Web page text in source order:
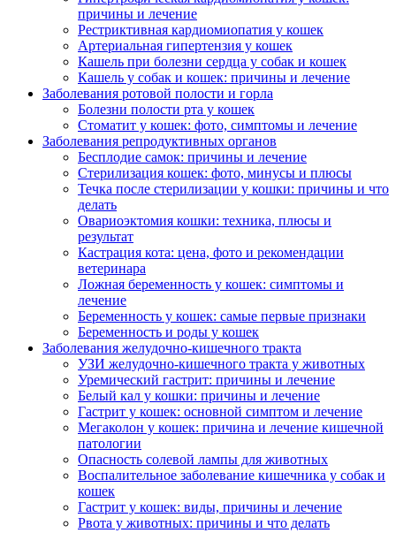
причины и лечение
Рестриктивная кардиомиопатия у кошек
Артериальная гипертензия у кошек
Кашель при болезни сердца у собак и кошек
Кашель у собак и кошек: причины и лечение
Заболевания ротовой полости и горла
Болезни полости рта у кошек
Стоматит у кошек: фото, симптомы и лечение
Заболевания репродуктивных органов
Бесплодие самок: причины и лечение
Стерилизация кошек: фото, минусы и плюсы
Течка после стерилизации у кошки: причины и что
делать
Овариоэктомия кошки: техника, плюсы и
результат
Кастрация кота: цена, фото и рекомендации
ветеринара
Ложная беременность у кошек: симптомы и
лечение
Беременность у кошек: самые первые признаки
Беременность и роды у кошек
Заболевания желудочно-кишечного тракта
УЗИ желудочно-кишечного тракта у животных
Уремический гастрит: причины и лечение
Белый кал у кошки: причины и лечение
Гастрит у кошек: основной симптом и лечение
Мегаколон у кошек: причина и лечение кишечной
патологии
Опасность солевой лампы для животных
Воспалительное заболевание кишечника у собак и
кошек
Гастрит у кошек: виды, причины и лечение
Рвота у животных: причины и что делать